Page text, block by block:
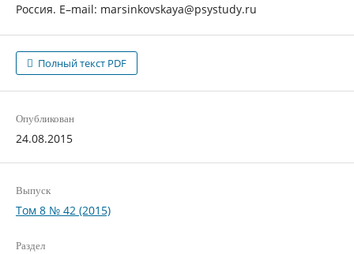
Россия. E–mail: marsinkovskaya@psystudy.ru
Полный текст PDF
Опубликован
24.08.2015
Выпуск
Том 8 № 42 (2015)
Раздел